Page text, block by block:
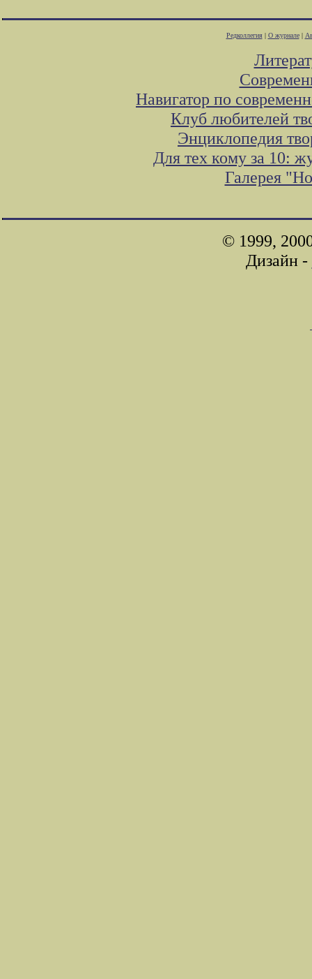
Редколлегия| О журнале|
Навигатор по
Клуб любителей
Энциклопедия
Для тех кому за 10:
Галерея
© 1999,
Дизайн -